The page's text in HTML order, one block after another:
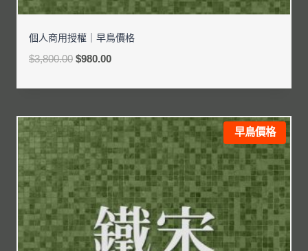
個人商用授權｜早鳥價格
$3,800.00 $980.00
早鳥價格